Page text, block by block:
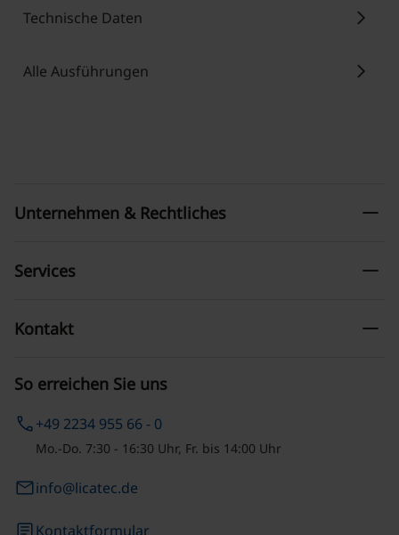
Technische Daten chevron_right
Alle Ausführungen chevron_right
So erreichen Sie uns
phone+49 2234 955 66 - 0
Mo.-Do. 7:30 - 16:30 Uhr, Fr. bis 14:00 Uhr
emailinfo@licatec.de
Kontaktformular
Unternehmen & Rechtliches remove
Services remove
Kontakt remove